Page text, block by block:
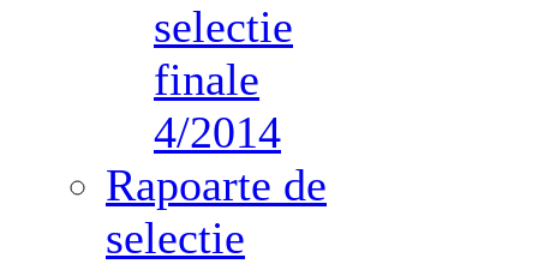
selectie
finale
4/2014
Rapoarte de
selectie